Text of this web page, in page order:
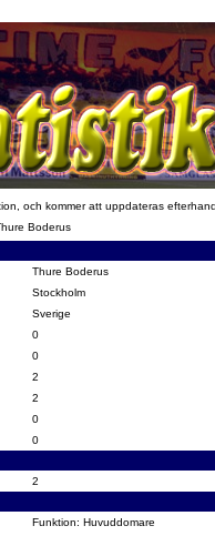
och kommer att uppdateras
Boderus
Thure Boderus
Stockholm
Sverige
0
0
2
2
0
0
2
Funktion: Huvuddomare